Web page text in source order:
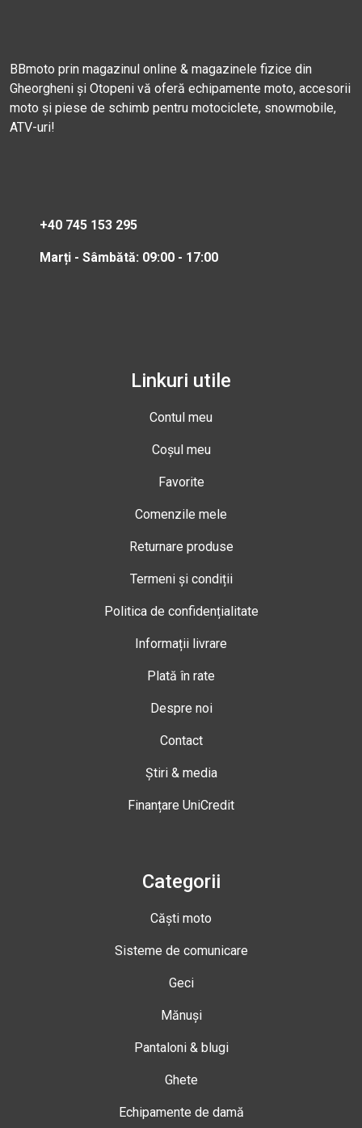
BBmoto prin magazinul online & magazinele fizice din
Gheorgheni și Otopeni vă oferă echipamente moto, accesorii
moto și piese de schimb pentru motociclete, snowmobile,
ATV-uri!
+40 745 153 295
Marți - Sâmbătă: 09:00 - 17:00
Linkuri utile
Contul meu
Coșul meu
Favorite
Comenzile mele
Returnare produse
Termeni și condiții
Politica de confidențialitate
Informații livrare
Plată în rate
Despre noi
Contact
Știri & media
Finanțare UniCredit
Categorii
Căști moto
Sisteme de comunicare
Geci
Mănuși
Pantaloni & blugi
Ghete
Echipamente de damă